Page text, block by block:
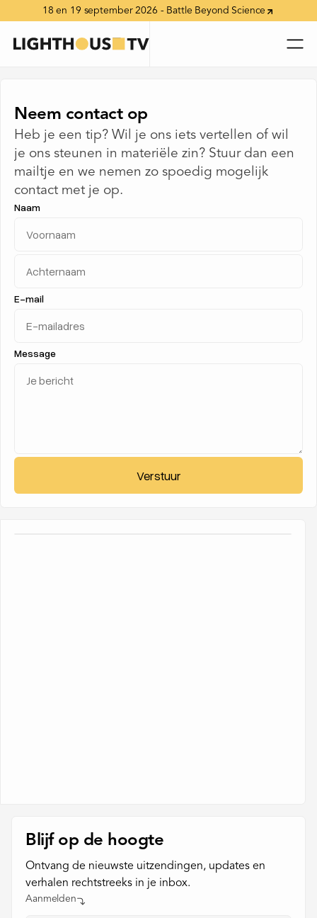
18 en 19 september 2026 - Battle Beyond Science
Neem contact op
Heb je een tip? Wil je ons iets vertellen of wil
je ons steunen in materiële zin? Stuur dan een
mailtje en we nemen zo spoedig mogelijk
contact met je op.
Naam
E-mail
Message
Blijf op de hoogte
Ontvang de nieuwste uitzendingen, updates en
verhalen rechtstreeks in je inbox.
Aanmelden